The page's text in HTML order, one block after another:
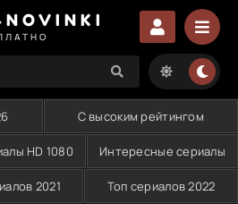
С высоким рейтингом
HD 1080 Интересные сериалы
2021 Топ сериалов 2022